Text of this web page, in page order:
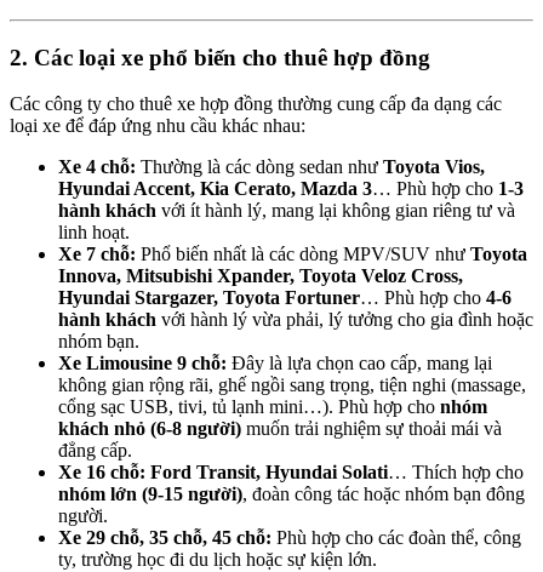
2. Các loại xe phổ biến cho thuê hợp đồng
Các công ty cho thuê xe hợp đồng thường cung cấp đa dạng các
loại xe để đáp ứng nhu cầu khác nhau:
Xe 4 chỗ: Thường là các dòng sedan như Toyota Vios,
Hyundai Accent, Kia Cerato, Mazda 3… Phù hợp cho 1-3
hành khách với ít hành lý, mang lại không gian riêng tư và
linh hoạt.
Xe 7 chỗ: Phổ biến nhất là các dòng MPV/SUV như Toyota
Innova, Mitsubishi Xpander, Toyota Veloz Cross,
Hyundai Stargazer, Toyota Fortuner… Phù hợp cho 4-6
hành khách với hành lý vừa phải, lý tưởng cho gia đình hoặc
nhóm bạn.
Xe Limousine 9 chỗ: Đây là lựa chọn cao cấp, mang lại
không gian rộng rãi, ghế ngồi sang trọng, tiện nghi (massage,
cổng sạc USB, tivi, tủ lạnh mini…). Phù hợp cho nhóm
khách nhỏ (6-8 người) muốn trải nghiệm sự thoải mái và
đẳng cấp.
Xe 16 chỗ: Ford Transit, Hyundai Solati… Thích hợp cho
nhóm lớn (9-15 người), đoàn công tác hoặc nhóm bạn đông
người.
Xe 29 chỗ, 35 chỗ, 45 chỗ: Phù hợp cho các đoàn thể, công
ty, trường học đi du lịch hoặc sự kiện lớn.